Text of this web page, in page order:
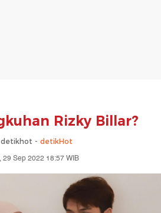
Rizky Billar?
- detikHot
29 Sep 2022 18:57 WIB